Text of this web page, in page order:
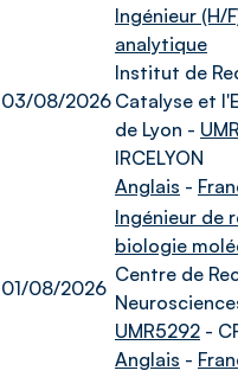
03/08/2026
Ingénieur (H/
analytique
Institut de
Catalyse et
de Lyon -
IRCELYON
Anglais -
01/08/2026
Ingénieur de
biologie
Centre de
UMR5292 -
Anglais -